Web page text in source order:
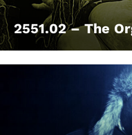
2551.02 – The